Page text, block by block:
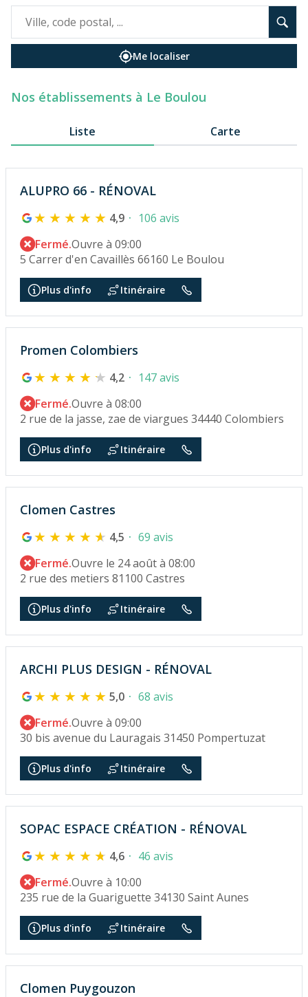
Me localiser
Nos établissements à Le Boulou
Liste Carte
ALUPRO 66 - RÉNOVAL
4,9
106 avis
Fermé.Ouvre à 09:00
5 Carrer d'en Cavaillès 66160 Le Boulou
Plus d'info Itinéraire
Promen Colombiers
4,2
147 avis
Fermé.Ouvre à 08:00
2 rue de la jasse, zae de viargues 34440 Colombiers
Plus d'info Itinéraire
Clomen Castres
4,5
69 avis
Fermé.Ouvre le 24 août à 08:00
2 rue des metiers 81100 Castres
Plus d'info Itinéraire
ARCHI PLUS DESIGN - RÉNOVAL
5,0
68 avis
Fermé.Ouvre à 09:00
30 bis avenue du Lauragais 31450 Pompertuzat
Plus d'info Itinéraire
SOPAC ESPACE CRÉATION - RÉNOVAL
4,6
46 avis
Fermé.Ouvre à 10:00
235 rue de la Guariguette 34130 Saint Aunes
Plus d'info Itinéraire
Clomen Puygouzon